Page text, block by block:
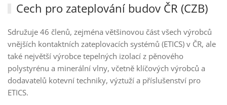
Cech pro zateplování budov ČR (CZB)
Sdružuje 46 členů, zejména většinovou část všech výrobců
vnějších kontaktních zateplovacích systémů (ETICS) v ČR, ale
také největší výrobce tepelných izolací z pěnového
polystyrénu a minerální vlny, včetně klíčových výrobců a
dodavatelů kotevní techniky, výztuží a příslušenství pro
ETICS.